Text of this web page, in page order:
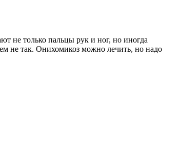
не только пальцы рук и ног, но иногда
не так. Онихомикоз можно лечить, но надо